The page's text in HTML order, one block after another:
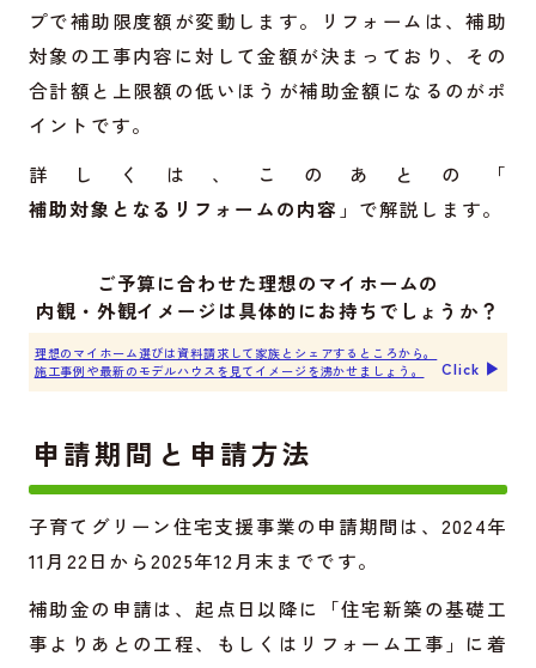
プで補助限度額が変動します。リフォームは、補助
対象の工事内容に対して金額が決まっており、その
合計額と上限額の低いほうが補助金額になるのがポ
イントです。
詳しくは、このあとの「
補助対象となるリフォームの内容 」で解説します。
ご予算に合わせた理想のマイホームの
内観・外観イメージは具体的にお持ちでしょうか？
理想のマイホーム選びは資料請求して家族とシェアするところから。
施工事例や最新のモデルハウスを見てイメージを沸かせましょう。
Click ▶︎
申請期間と申請方法
子育てグリーン住宅支援事業の申請期間は、2024年
11月22日から2025年12月末までです。
補助金の申請は、起点日以降に「住宅新築の基礎工
事よりあとの工程、もしくはリフォーム工事」に着